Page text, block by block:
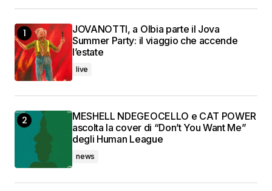
JOVANOTTI, a Olbia parte il Jova
Summer Party: il viaggio che accende
l’estate
live
MESHELL NDEGEOCELLO e CAT POWER
ascolta la cover di “Don’t You Want Me”
degli Human League
news